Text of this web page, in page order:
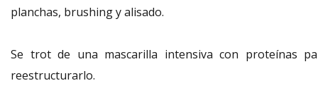
planchas, brushing y alisado.
Se trot de una mascarilla intensiva con proteínas
reestructurarlo.